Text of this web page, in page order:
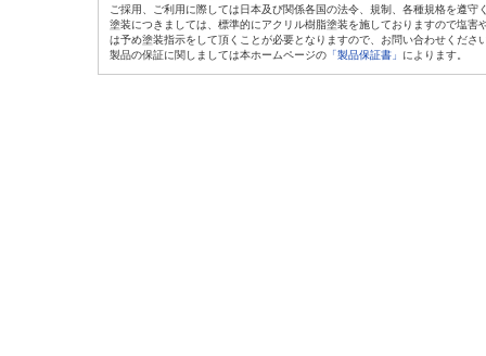
ご採用、ご利用に際しては日本及び関係各国の法令、規制、各種規格を遵守
塗装につきましては、標準的にアクリル樹脂塗装を施しておりますので塩害
は予め塗装指示をして頂くことが必要となりますので、お問い合わせくださ
製品の保証に関しましては本ホームページの 「製品保証書」 によります。